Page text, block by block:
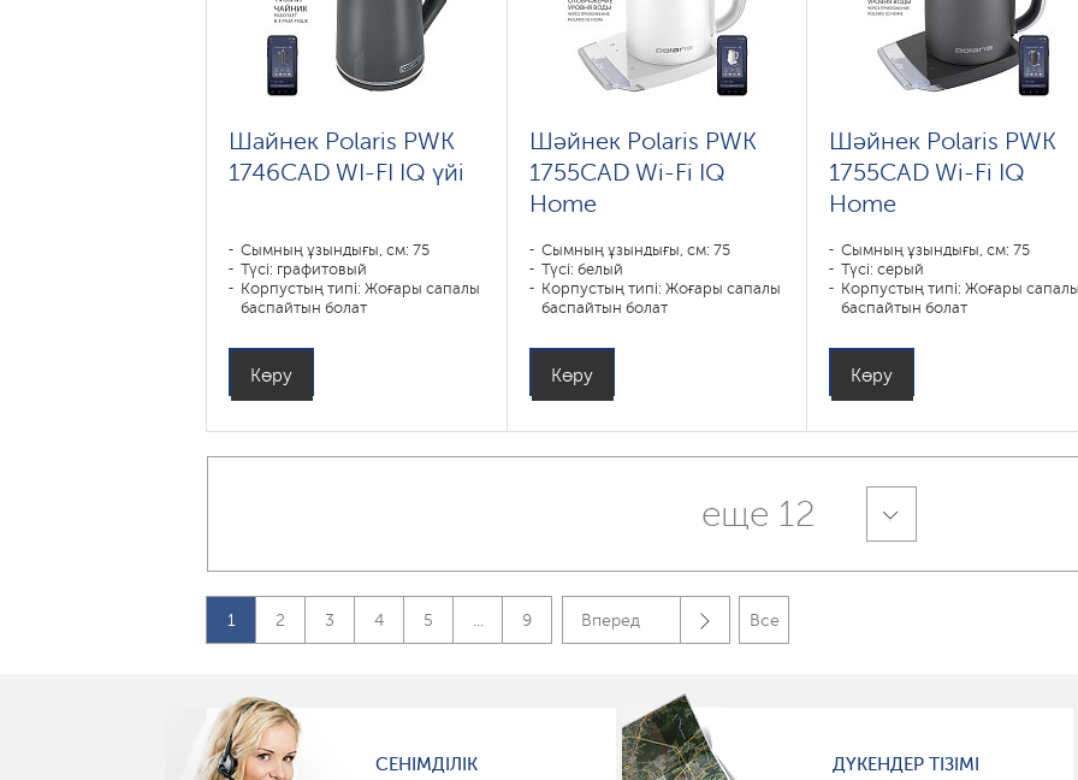
Шайнек Polaris PWK
1746CAD WI-FI IQ үйі
Сымның ұзындығы, см: 75
Түсі: графитовый
Корпустың типі: Жоғары сапалы
баспайтын болат
Қуаты, Вт: 1850-2200
Көру
Шәйнек Polaris PWK
1755CAD Wi-Fi IQ
Home
Сымның ұзындығы, см: 75
Түсі: белый
Корпустың типі: Жоғары сапалы
баспайтын болат
Қуаты, Вт: 1850-2200
Көру
Шәйнек Polaris PWK
1755CAD Wi-Fi IQ
Home
Сымның ұзындығы, см: 75
Түсі: серый
Корпустың типі: Жоғары
баспайтын болат
Қуаты, Вт: 1850-2200
Көру
еще 12
1 2 3 4 5 ... 9 Вперед Все
СЕНІМДІЛІК ДҮКЕНДЕР ТІЗІМІ